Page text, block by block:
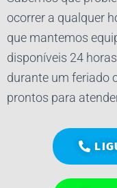
ocorrer a qualquer
que mantemos
disponíveis 24
durante um feriado
prontos para